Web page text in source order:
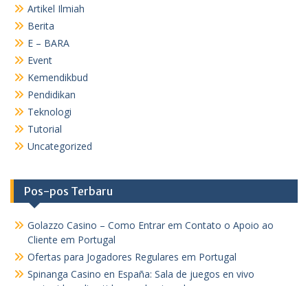
Artikel Ilmiah
Berita
E – BARA
Event
Kemendikbud
Pendidikan
Teknologi
Tutorial
Uncategorized
Pos-pos Terbaru
Golazzo Casino – Como Entrar em Contato o Apoio ao
Cliente em Portugal
Ofertas para Jogadores Regulares em Portugal
Spinanga Casino en España: Sala de juegos en vivo